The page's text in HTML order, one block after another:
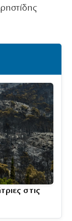
στις